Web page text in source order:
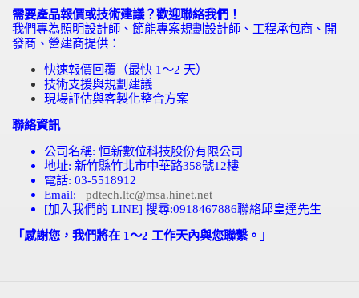
需要產品報價或技術建議？歡迎聯絡我們！
我們專為照明設計師、節能專案規劃設計師、工程承包商、開
發商、營建商提供：
快速報價回覆（最快 1～2 天）
技術支援與規劃建議
現場評估與客製化整合方案
聯絡資訊
公司名稱: 恒新數位科技股份有限公司
地址: 新竹縣竹北市中華路358號12樓
電話: 03-5518912
Email: pdtech.ltc@msa.hinet.net
[加入我們的 LINE] 搜尋:0918467886聯絡邱皇達先生
「感謝您，我們將在 1～2 工作天內與您聯繫。」